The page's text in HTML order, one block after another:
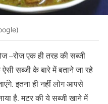
–रोज एक ही तरह की सब्जी
सब्जी के बारे में बताने जा रहे
इतना ही नहीं लोग आपसे
है. मटर की ये सब्जी खाने में